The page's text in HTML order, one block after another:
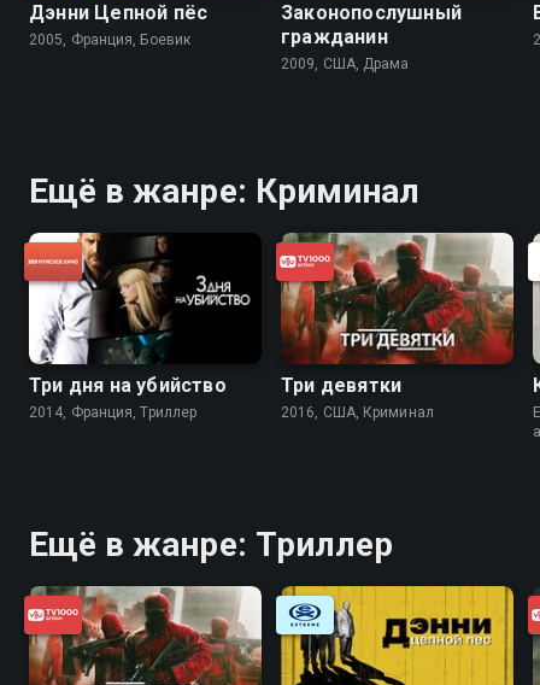
Дэнни Цепной пёс
2005, Франция, Боевик
Законопослушный
гражданин
2009, США, Драма
Ещё в жанре: Криминал
Три дня на убийство
2014, Франция, Триллер
Три девятки
2016, США, Криминал
Ещё в жанре: Триллер